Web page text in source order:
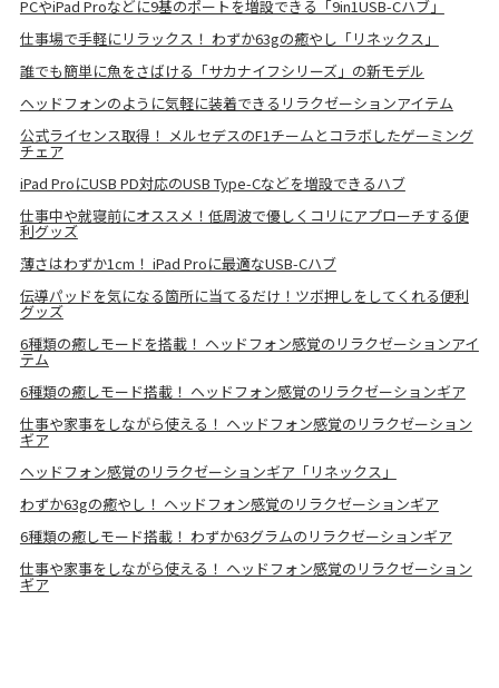
PCやiPad Proなどに9基のポートを増設できる「9in1USB-Cハブ」
仕事場で手軽にリラックス！ わずか63gの癒やし「リネックス」
誰でも簡単に魚をさばける「サカナイフシリーズ」の新モデル
ヘッドフォンのように気軽に装着できるリラクゼーションアイテム
公式ライセンス取得！ メルセデスのF1チームとコラボしたゲーミング
チェア
iPad ProにUSB PD対応のUSB Type-Cなどを増設できるハブ
仕事中や就寝前にオススメ！低周波で優しくコリにアプローチする便
利グッズ
薄さはわずか1cm！ iPad Proに最適なUSB-Cハブ
伝導パッドを気になる箇所に当てるだけ！ツボ押しをしてくれる便利
グッズ
6種類の癒しモードを搭載！ ヘッドフォン感覚のリラクゼーションアイ
テム
6種類の癒しモード搭載！ ヘッドフォン感覚のリラクゼーションギア
仕事や家事をしながら使える！ ヘッドフォン感覚のリラクゼーション
ギア
ヘッドフォン感覚のリラクゼーションギア「リネックス」
わずか63gの癒やし！ ヘッドフォン感覚のリラクゼーションギア
6種類の癒しモード搭載！ わずか63グラムのリラクゼーションギア
仕事や家事をしながら使える！ ヘッドフォン感覚のリラクゼーション
ギア